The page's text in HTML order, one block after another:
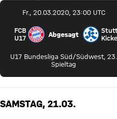
Fr., 20.03.2020, 23:00 UTC
FC Bayern U17
FCB
U17
Abgesagt
U17 Bundesliga Süd/Südwest 23.
Spieltag
SAMSTAG, 21.03.